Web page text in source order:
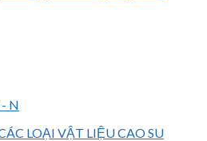
LOẠI VẬT LIỆU CAO SU